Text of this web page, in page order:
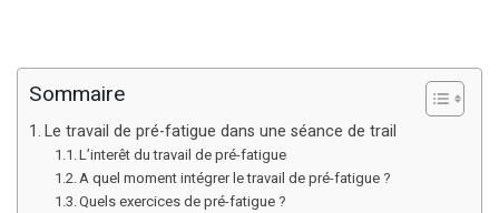
Sommaire
Le travail de pré-fatigue dans une séance de trail
L’interêt du travail de pré-fatigue
A quel moment intégrer le travail de pré-fatigue ?
Quels exercices de pré-fatigue ?